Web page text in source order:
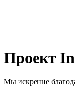
Проект
Мы искренне